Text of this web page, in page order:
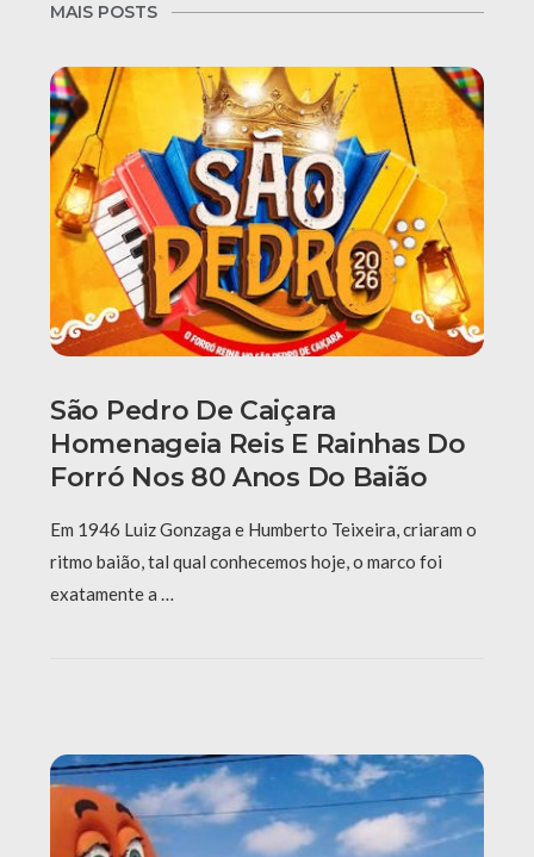
MAIS POSTS
São Pedro De Caiçara
Homenageia Reis E Rainhas Do
Forró Nos 80 Anos Do Baião
Em 1946 Luiz Gonzaga e Humberto Teixeira, criaram o
ritmo baião, tal qual conhecemos hoje, o marco foi
exatamente a …